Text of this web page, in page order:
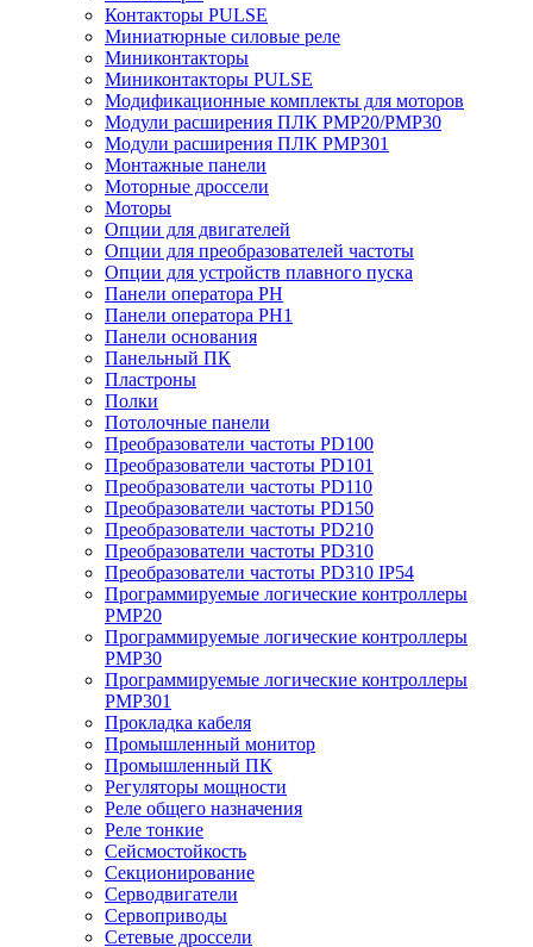
Контакторы PULSE
Миниатюрные силовые реле
Миниконтакторы
Миниконтакторы PULSE
Модификационные комплекты для моторов
Модули расширения ПЛК PMP20/PMP30
Модули расширения ПЛК PMP301
Монтажные панели
Моторные дроссели
Моторы
Опции для двигателей
Опции для преобразователей частоты
Опции для устройств плавного пуска
Панели оператора PH
Панели оператора PH1
Панели основания
Панельный ПК
Пластроны
Полки
Потолочные панели
Преобразователи частоты PD100
Преобразователи частоты PD101
Преобразователи частоты PD110
Преобразователи частоты PD150
Преобразователи частоты PD210
Преобразователи частоты PD310
Преобразователи частоты PD310 IP54
Программируемые логические контроллеры
PMP20
Программируемые логические контроллеры
PMP30
Программируемые логические контроллеры
PMP301
Прокладка кабеля
Промышленный монитор
Промышленный ПК
Регуляторы мощности
Реле общего назначения
Реле тонкие
Сейсмостойкость
Секционирование
Серводвигатели
Сервоприводы
Сетевые дроссели